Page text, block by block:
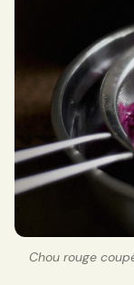
Chou rouge